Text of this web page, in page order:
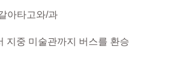
아타고와/과
지중 미술관까지 버스를 환승